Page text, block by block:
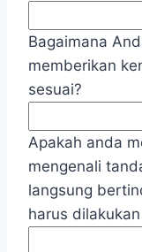
Bagaimana
memberikan
sesuai?
Apakah anda
mengenali
langsung
harus